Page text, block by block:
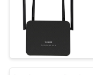
LIÊN
CHÚNG
TÔI